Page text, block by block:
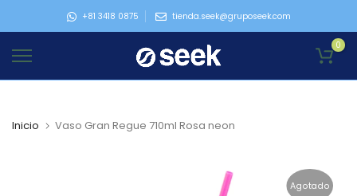
contenido
+81 3418 0875 tienda.seek@gruposeek.com
0
Inicio Vaso Gran Regue 710ml Rosa neon
Agotado